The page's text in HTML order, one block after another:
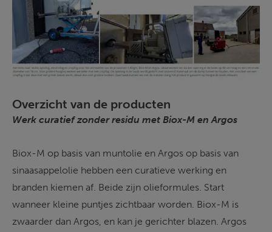
Overzicht van de producten
Werk curatief zonder residu met Biox-M en Argos
Biox-M op basis van muntolie en Argos op basis van
sinaasappelolie hebben een curatieve werking en
branden kiemen af. Beide zijn olieformules. Start
wanneer kleine puntjes zichtbaar worden. Biox-M is
zwaarder dan Argos, en kan je gerichter blazen. Argos